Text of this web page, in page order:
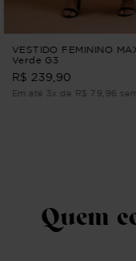
VESTIDO FEMININO
Verde G3
R$ 239,90
Em até 3x de R$ 79,96
Quem